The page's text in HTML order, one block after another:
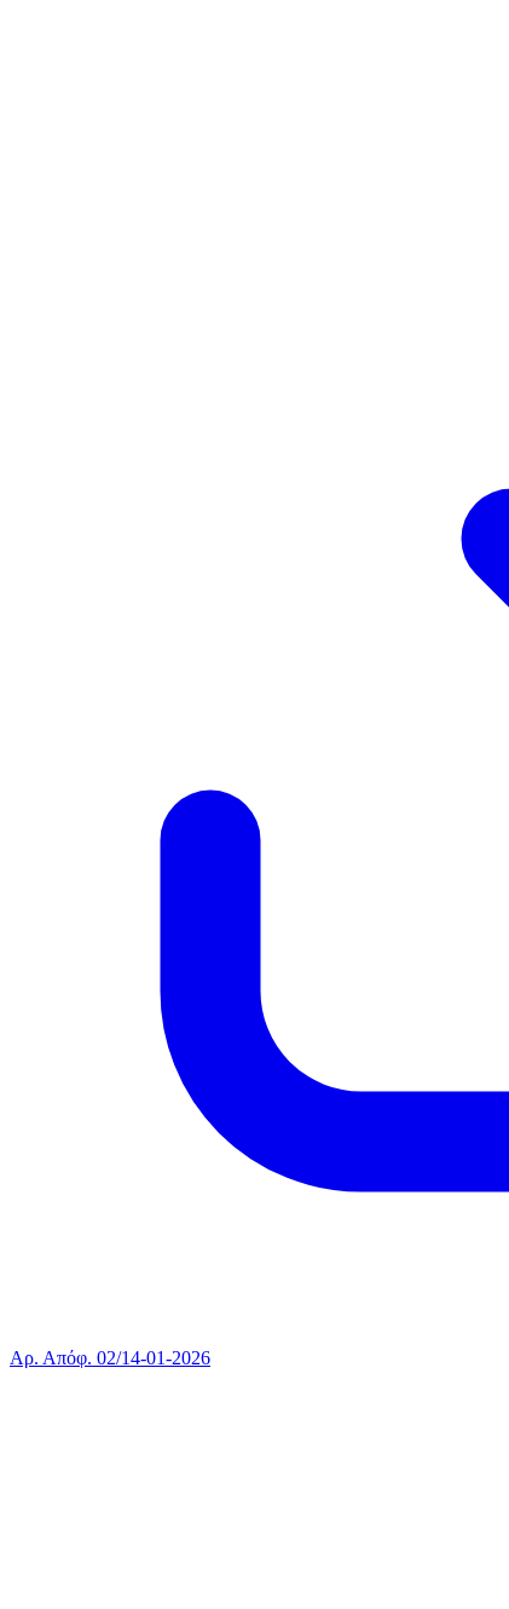
Αρ. Απόφ. 02/14-01-2026